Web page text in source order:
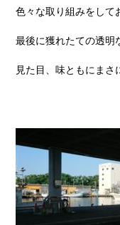
色々な取り組みをして
最後に獲れたての透明
見た目、味ともにま